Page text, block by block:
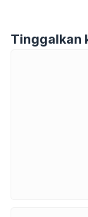
Tinggalkan